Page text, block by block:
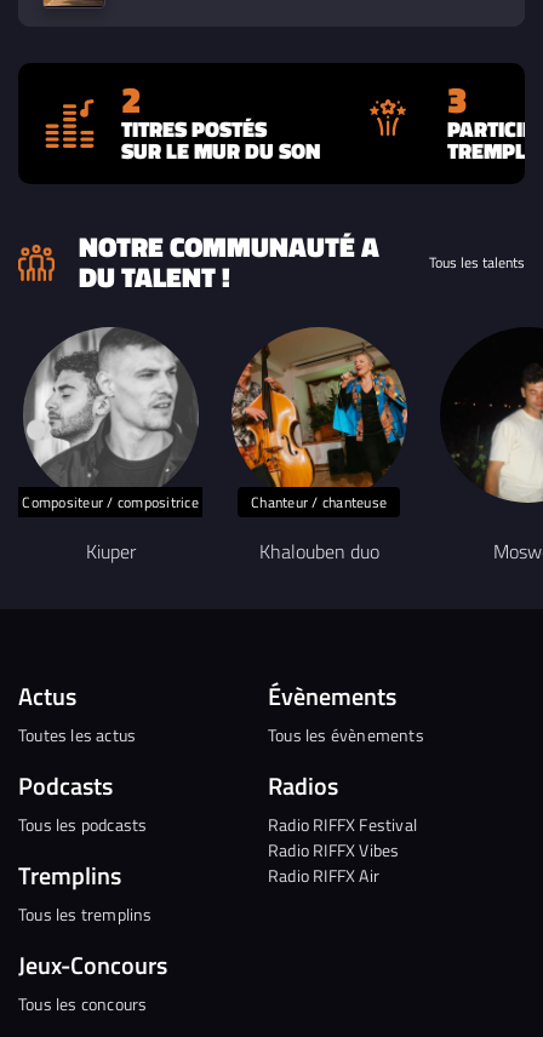
2
TITRES POSTÉS
SUR LE MUR DU SON
3
NOTRE COMMUNAUTÉ A
DU TALENT ! Tous les talents
Compositeur / compositrice
Kiuper
Chanteur / chanteuse
Khalouben duo
Actus
Toutes les actus
Podcasts
Tous les podcasts
Tremplins
Tous les tremplins
Jeux-Concours
Tous les concours
Évènements
Tous les évènements
Radios
Radio RIFFX Festival
Radio RIFFX Vibes
Radio RIFFX Air